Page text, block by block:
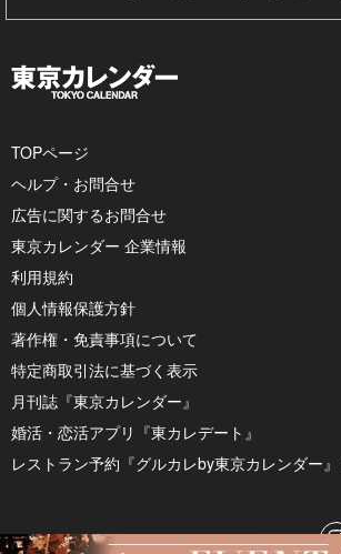
TOPページ
ヘルプ・お問合せ
広告に関するお問合せ
東京カレンダー 企業情報
利用規約
個人情報保護方針
著作権・免責事項について
特定商取引法に基づく表示
月刊誌『東京カレンダー』
婚活・恋活アプリ『東カレデート』
レストラン予約『グルカレby東京カレンダー』